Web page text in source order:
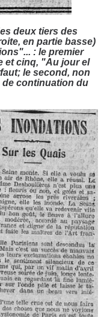
deux tiers des
en partie basse)
: le premier
et cinq, "Au jour el
le second, non
de continuation du